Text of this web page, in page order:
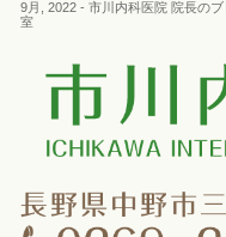
9月, 2022 - 市川内科医院 院長の
室